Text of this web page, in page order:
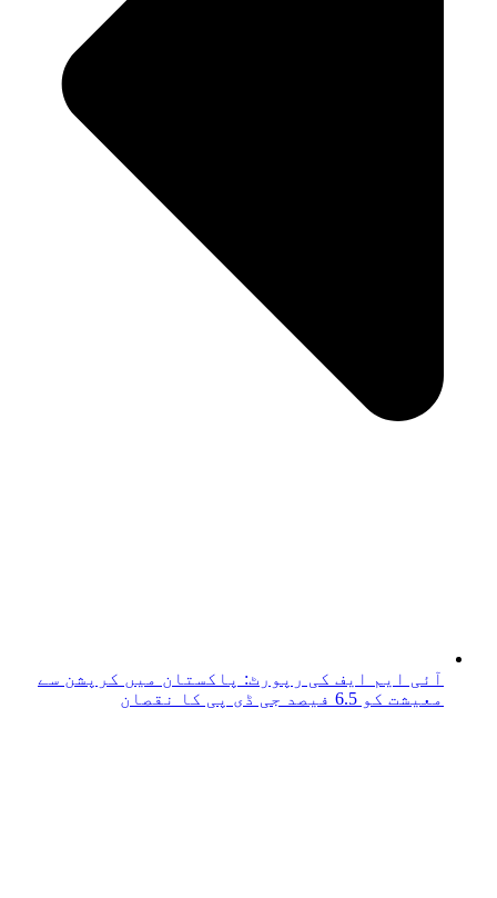
آئی ایم ایف کی رپورٹ: پاکستان میں کرپشن سے
معیشت کو 6.5 فیصد جی ڈی پی کا نقصان